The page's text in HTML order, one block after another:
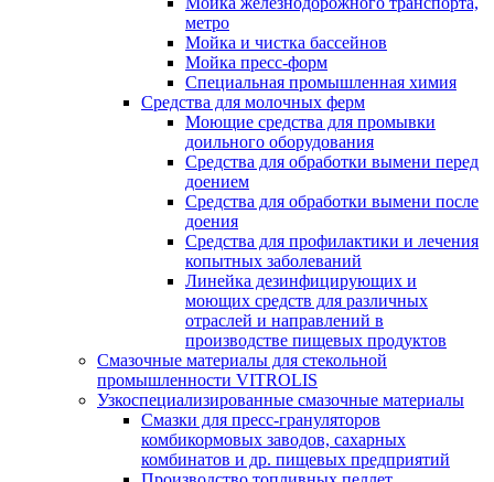
метро
Мойка и чистка бассейнов
Мойка пресс-форм
Специальная промышленная химия
Средства для молочных ферм
Моющие средства для промывки
доильного оборудования
Средства для обработки вымени перед
доением
Средства для обработки вымени после
доения
Средства для профилактики и лечения
копытных заболеваний
Линейка дезинфицирующих и
моющих средств для различных
отраслей и направлений в
производстве пищевых продуктов
Смазочные материалы для стекольной
промышленности VITROLIS
Узкоспециализированные смазочные материалы
Смазки для пресс-грануляторов
комбикормовых заводов, сахарных
комбинатов и др. пищевых предприятий